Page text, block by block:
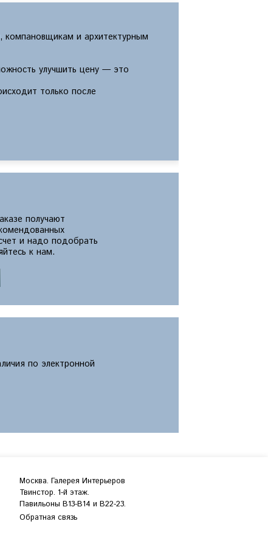
компановщикам и архитектурным
улучшить цену — это
только после
получают
и надо подобрать
к нам.
по электронной
Москва. Галерея Интерьеров
Твинстор. 1-й этаж.
Павильоны B13-B14 и В22-23.
Обратная связь